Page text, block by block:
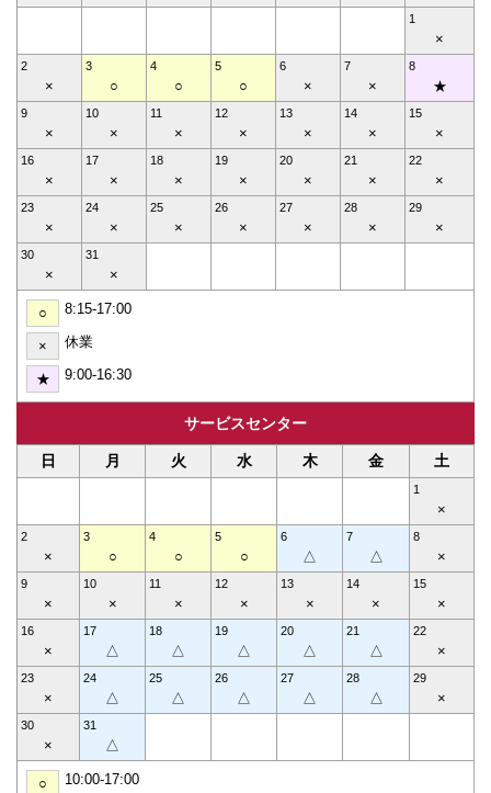
1
×
2
×
3
○
4
○
5
○
6
×
7
×
8
★
9
×
10
×
11
×
12
×
13
×
14
×
15
×
16
×
17
×
18
×
19
×
20
×
21
×
22
×
23
×
24
×
25
×
26
×
27
×
28
×
29
×
30
×
31
×
○ 8:15-17:00
× 休業
★ 9:00-16:30
サービスセンター
日 月 火 水 木 金 土
1
×
2
×
3
○
4
○
5
○
6
△
7
△
8
×
9
×
10
×
11
×
12
×
13
×
14
×
15
×
16
×
17
△
18
△
19
△
20
△
21
△
22
×
23
×
24
△
25
△
26
△
27
△
28
△
29
×
30
×
31
△
○ 10:00-17:00